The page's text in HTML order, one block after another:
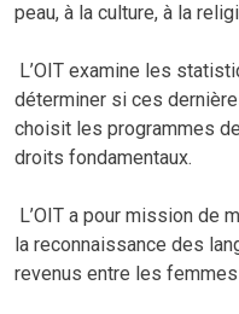
peau, à la culture, à la
L’OIT examine les
déterminer si ces
choisit les programmes
droits fondamentaux.
L’OIT a pour mission de
la reconnaissance des
revenus entre les